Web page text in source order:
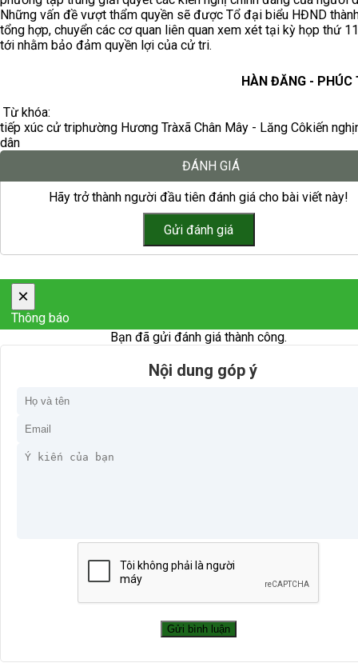
Những vấn đề vượt thẩm quyền sẽ được Tổ đại biểu HĐND
tổng hợp, chuyển các cơ quan liên quan xem xét tại kỳ họp thứ
tới nhằm bảo đảm quyền lợi của cử tri.
HÀN ĐĂNG - PHÚC
Từ khóa:
tiếp xúc cử triphường Hương Tràxã Chân Mây - Lăng Côkiến nghị
dân
ĐÁNH GIÁ
Hãy trở thành người đầu tiên đánh giá cho bài viết này!
×
Thông báo
Bạn đã gửi đánh giá thành công.
Nội dung góp ý